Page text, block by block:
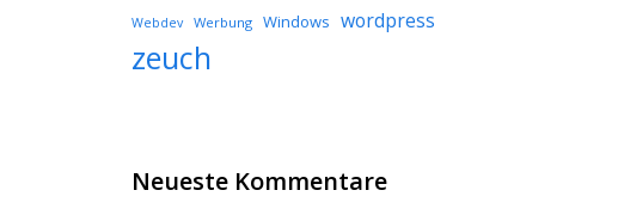
Webdev Werbung Windows wordpress
zeuch
Neueste Kommentare